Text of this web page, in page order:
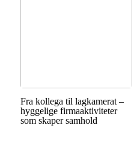
Fra kollega til lagkamerat –
hyggelige firmaaktiviteter
som skaper samhold